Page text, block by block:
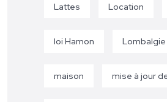
Lattes Location
loi Hamon Lombalgie
maison mise à jour